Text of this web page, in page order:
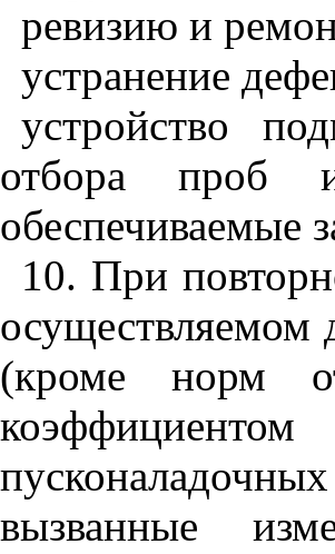
ревизию и
устранение
устройство
отбора проб
обеспечиваемые
10. При
осуществляемом
(кроме норм
вызванные